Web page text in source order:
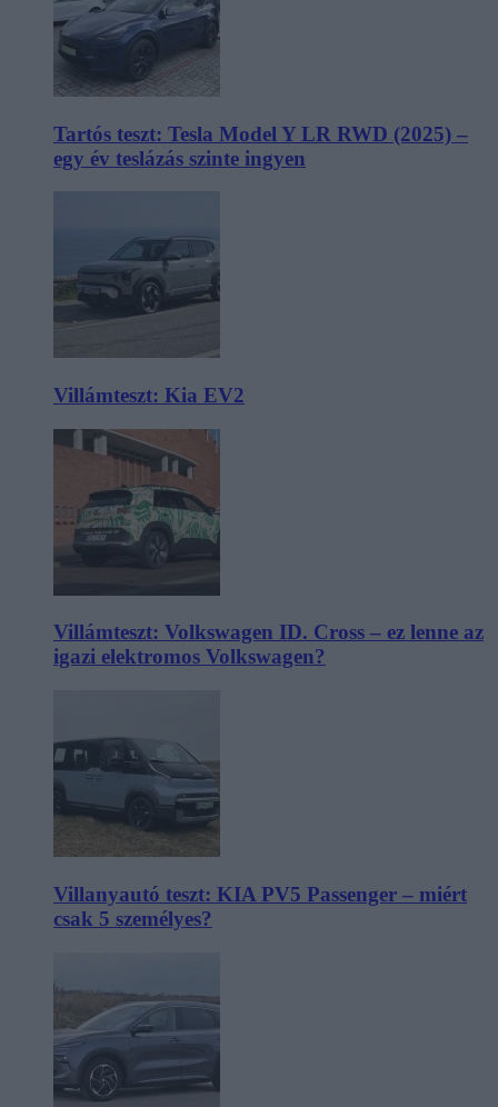
Tartós teszt: Tesla Model Y LR RWD (2025) –
egy év teslázás szinte ingyen
Villámteszt: Kia EV2
Villámteszt: Volkswagen ID. Cross – ez lenne az
igazi elektromos Volkswagen?
Villanyautó teszt: KIA PV5 Passenger – miért
csak 5 személyes?